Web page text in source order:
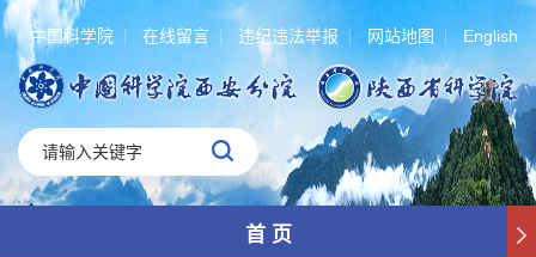
中国科学院 在线留言 违纪违法举报 网站地图 English
首 页